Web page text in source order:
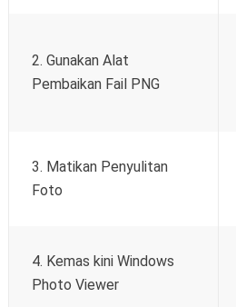
2. Gunakan Alat
Pembaikan Fail PNG
3. Matikan Penyulitan
Foto
4. Kemas kini Windows
Photo Viewer